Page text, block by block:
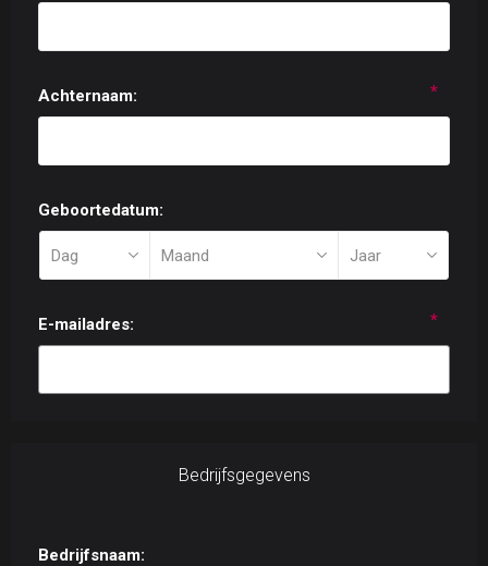
Achternaam: *
Geboortedatum:
E-mailadres: *
Bedrijfsgegevens
Bedrijfsnaam: